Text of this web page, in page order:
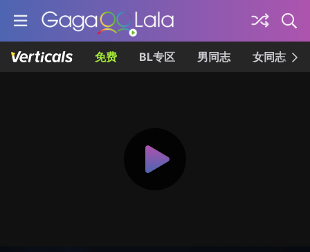
免费 BL专区 男同志 女同志